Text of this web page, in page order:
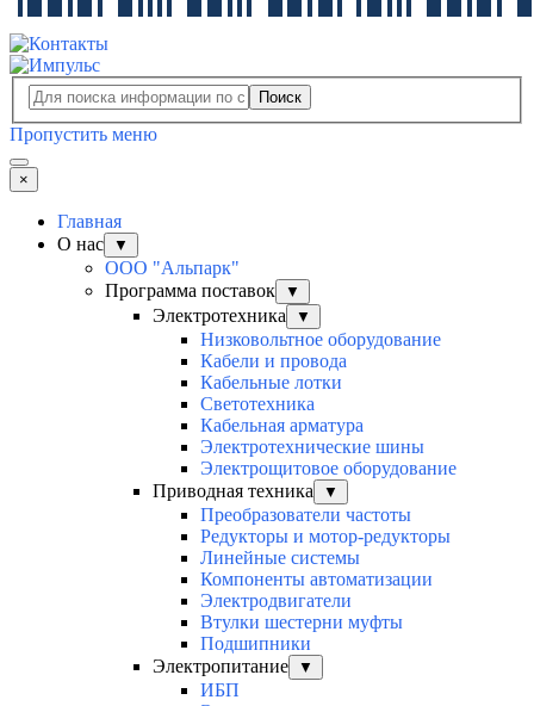
Поиск
Пропустить меню
×
Главная
О нас
▼
ООО "Альпарк"
Программа поставок
▼
Электротехника ▼
Низковольтное оборудование
Кабели и провода
Кабельные лотки
Светотехника
Кабельная арматура
Электротехнические шины
Электрощитовое оборудование
Приводная техника
▼
Преобразователи частоты
Редукторы и мотор-редукторы
Линейные системы
Компоненты автоматизации
Электродвигатели
Втулки шестерни муфты
Подшипники
Электропитание
▼
ИБП